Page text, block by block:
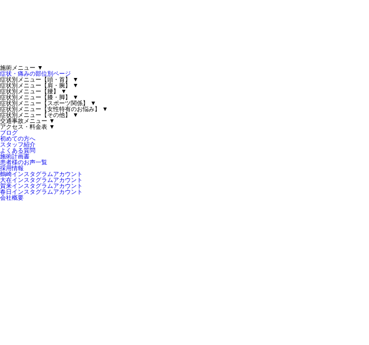
施術メニュー ▼
症状・痛みの部位別ページ
症状別メニュー【頭・首】
▼
症状別メニュー【肩・腕】
▼
症状別メニュー【腰】
▼
症状別メニュー【膝・脚】
▼
症状別メニュー【スポーツ関係】
▼
症状別メニュー【女性特有のお悩み】
▼
症状別メニュー【その他】
▼
交通事故メニュー ▼
アクセス・料金表 ▼
ブログ
初めての方へ
スタッフ紹介
よくある質問
施術計画書
患者様のお声一覧
採用情報
鶴崎インスタグラムアカウント
大在インスタグラムアカウント
賀来インスタグラムアカウント
春日インスタグラムアカウント
会社概要